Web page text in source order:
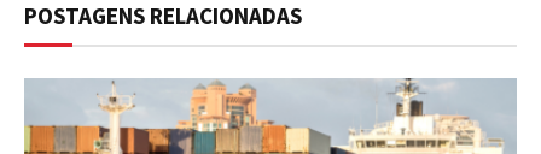
POSTAGENS RELACIONADAS